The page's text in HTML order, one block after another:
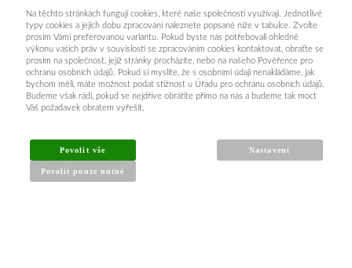
Na těchto stránkách fungují cookies, které naše společnosti využívají. Jednotlivé
typy cookies a jejich dobu zpracování naleznete popsané níže v tabulce. Zvolte
prosím Vámi preferovanou variantu. Pokud byste nás potřebovali ohledně
výkonu vašich práv v souvislosti se zpracováním cookies kontaktovat, obraťte se
prosím na společnost, jejíž stránky procházíte, nebo na našeho Pověřence pro
ochranu osobních údajů. Pokud si myslíte, že s osobními údaji nenakládáme, jak
bychom měli, máte možnost podat stížnost u Úřadu pro ochranu osobních údajů.
Budeme však rádi, pokud se nejdříve obrátíte přímo na nás a budeme tak moct
Váš požadavek obratem vyřešit.
Povolit vše
Povolit pouze nutné
Nastavení